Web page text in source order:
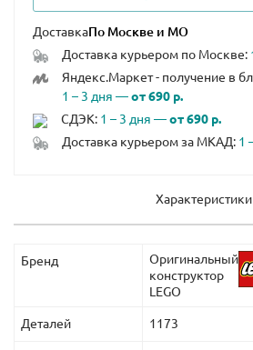
Доставка
Доставка курьером по Москве:
Яндекс.Маркет - получение в
1 – 3 дня —от 690 р.
СДЭК: 1 – 3 дня —от 690 р.
Доставка курьером за МКАД: 1
Характеристики
Бренд
Оригинальный
конструктор
LEGO
Деталей 1173